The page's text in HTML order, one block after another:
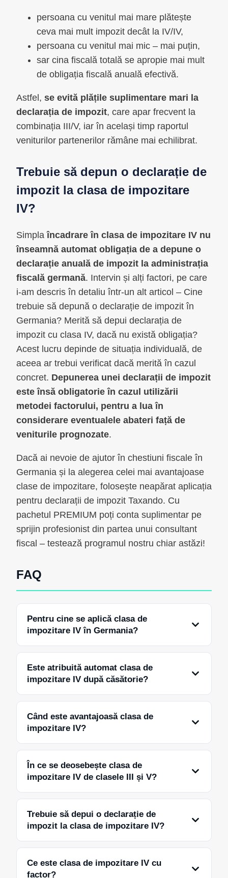
persoana cu venitul mai mare plătește
ceva mai mult impozit decât la IV/IV,
persoana cu venitul mai mic – mai puțin,
sar cina fiscală totală se apropie mai mult
de obligația fiscală anuală efectivă.
Astfel, se evită plățile suplimentare mari la
declarația de impozit, care apar frecvent la
combinația III/V, iar în același timp raportul
veniturilor partenerilor rămâne mai echilibrat.
Trebuie să depun o declarație de
impozit la clasa de impozitare
IV?
Simplaîncadrare în clasa de impozitare IV nu
înseamnă automat obligația de a depune o
declarație anuală de impozit la administrația
fiscală germană. Intervin și alți factori, pe care
i-am descris în detaliu într-un alt articol – Cine
trebuie să depună o declarație de impozit în
Germania? Merită să depui declarația de
impozit cu clasa IV, dacă nu există obligația?
Acest lucru depinde de situația individuală, de
aceea ar trebui verificat dacă merită în cazul
concret. Depunerea unei declarații de impozit
este însă obligatorie în cazul utilizării
metodei factorului, pentru a lua în
considerare eventualele abateri față de
veniturile prognozate.
Dacă ai nevoie de ajutor în chestiuni fiscale în
Germania și la alegerea celei mai avantajoase
clase de impozitare, folosește neapărat aplicația
pentru declarații de impozit Taxando. Cu
pachetul PREMIUM poți conta suplimentar pe
sprijin profesionist din partea unui consultant
fiscal – testează programul nostru chiar astăzi!
FAQ
Pentru cine se aplică clasa de
impozitare IV în Germania?
Este atribuită automat clasa de
impozitare IV după căsătorie?
Când este avantajoasă clasa de
impozitare IV?
În ce se deosebește clasa de
impozitare IV de clasele III și V?
Trebuie să depui o declarație de
impozit la clasa de impozitare IV?
Ce este clasa de impozitare IV cu
factor?